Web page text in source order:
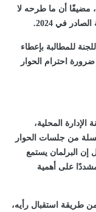
مضيفًا أن ما طرحه لا
في 2024.
للمطالبة بإعطاء
احترام الحوار
المحلية،
من جلسات الحوار
إن البرلمان يستمع
على أهمية
طريقة استقبال رأيه،